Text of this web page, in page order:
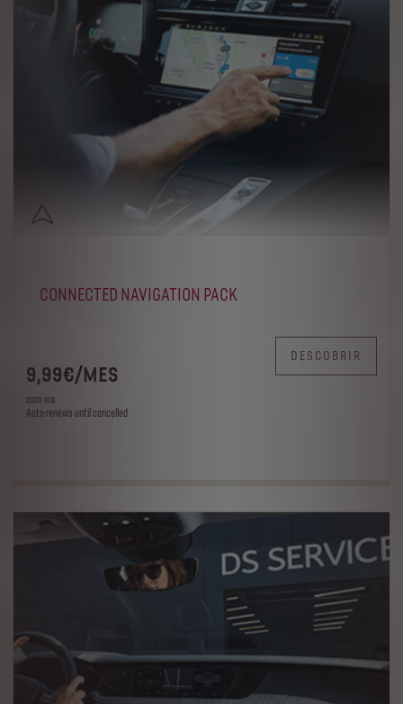
CONNECTED NAVIGATION PACK
9,99€/MES
com iva
Auto-renews until cancelled
DESCOBRIR